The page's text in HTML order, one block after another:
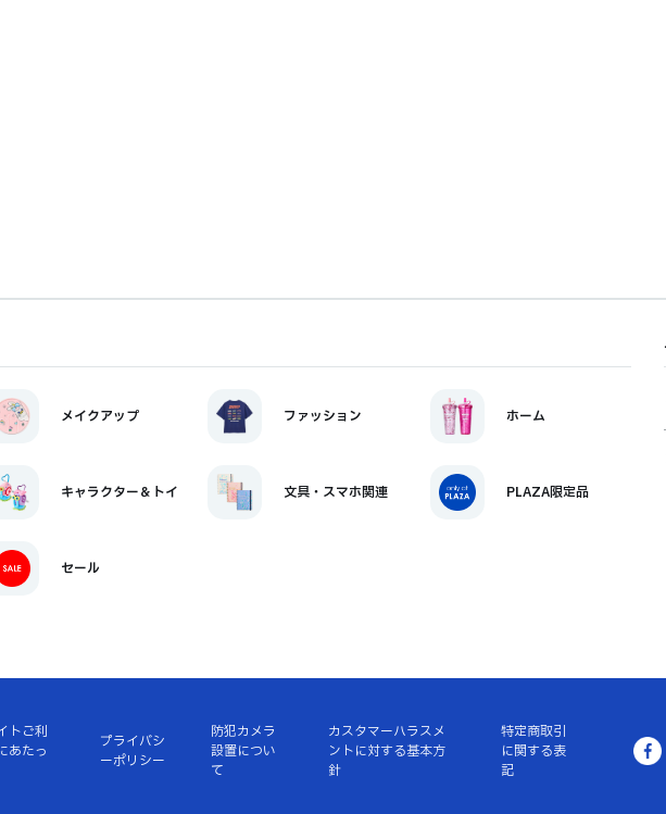
メイクアップ ファッション ホーム
キャラクター＆トイ 文具・スマホ関連 PLAZA限定品
セール
トご利
あたっ
プライバシ
ーポリシー
防犯カメラ
設置につい
て
カスタマーハラスメ
ントに対する基本方
針
特定商取引
に関する表
記